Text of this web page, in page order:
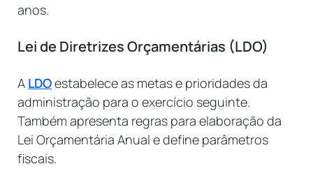
anos.
Lei de Diretrizes Orçamentárias (LDO)
A LDOestabelece as metas e prioridades da
administração para o exercício seguinte.
Também apresenta regras para elaboração da
Lei Orçamentária Anual e define parâmetros
fiscais.